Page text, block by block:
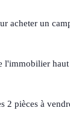
acheter un
l'immobilier haut
2 pièces à